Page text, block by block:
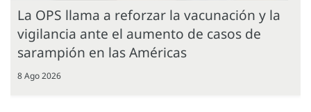
La OPS llama a reforzar la vacunación y la
vigilancia ante el aumento de casos de
sarampión en las Américas
8 Ago 2026